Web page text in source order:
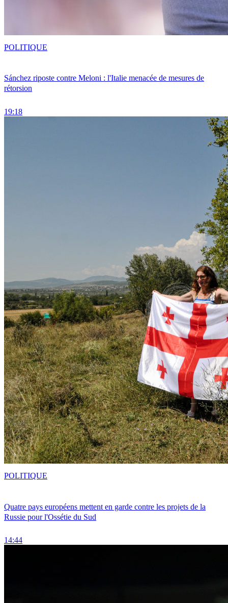
Sánchez riposte contre Meloni : l'Italie menacée de mesures de
rétorsion
19:18
POLITIQUE
Quatre pays européens mettent en garde contre les projets de la
Russie pour l'Ossétie du Sud
14:44
POLITIQUE